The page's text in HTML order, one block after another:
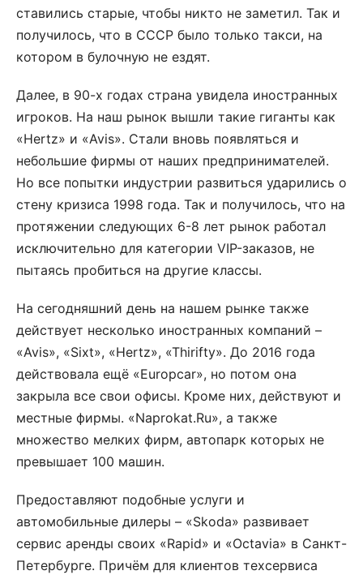
ставились старые, чтобы никто не заметил. Так и
получилось, что в СССР было только такси, на
котором в булочную не ездят.
Далее, в 90-х годах страна увидела иностранных
игроков. На наш рынок вышли такие гиганты как
«Hertz» и «Avis». Стали вновь появляться и
небольшие фирмы от наших предпринимателей.
Но все попытки индустрии развиться ударились о
стену кризиса 1998 года. Так и получилось, что на
протяжении следующих 6-8 лет рынок работал
исключительно для категории VIP-заказов, не
пытаясь пробиться на другие классы.
На сегодняшний день на нашем рынке также
действует несколько иностранных компаний –
«Avis», «Sixt», «Hertz», «Thirifty». До 2016 года
действовала ещё «Europcar», но потом она
закрыла все свои офисы. Кроме них, действуют и
местные фирмы. «Naprokat.Ru», а также
множество мелких фирм, автопарк которых не
превышает 100 машин.
Предоставляют подобные услуги и
автомобильные дилеры – «Skoda» развивает
сервис аренды своих «Rapid» и «Octavia» в Санкт-
Петербурге. Причём для клиентов техсервиса